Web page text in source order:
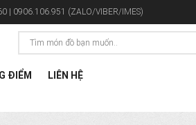
| 0906.106.951 (ZALO/VIBER/IMES)
ĐIỂM LIÊN HỆ